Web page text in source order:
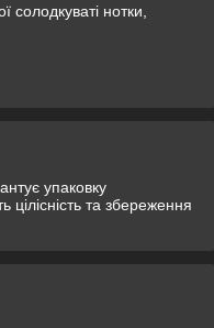
солодкуваті нотки,
упаковку
цілісність та збереження